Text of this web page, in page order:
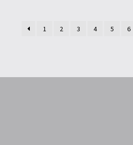
1 2 3 4 5 6